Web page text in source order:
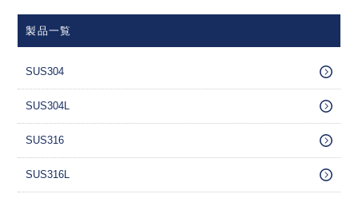
製品一覧
SUS304
SUS304L
SUS316
SUS316L